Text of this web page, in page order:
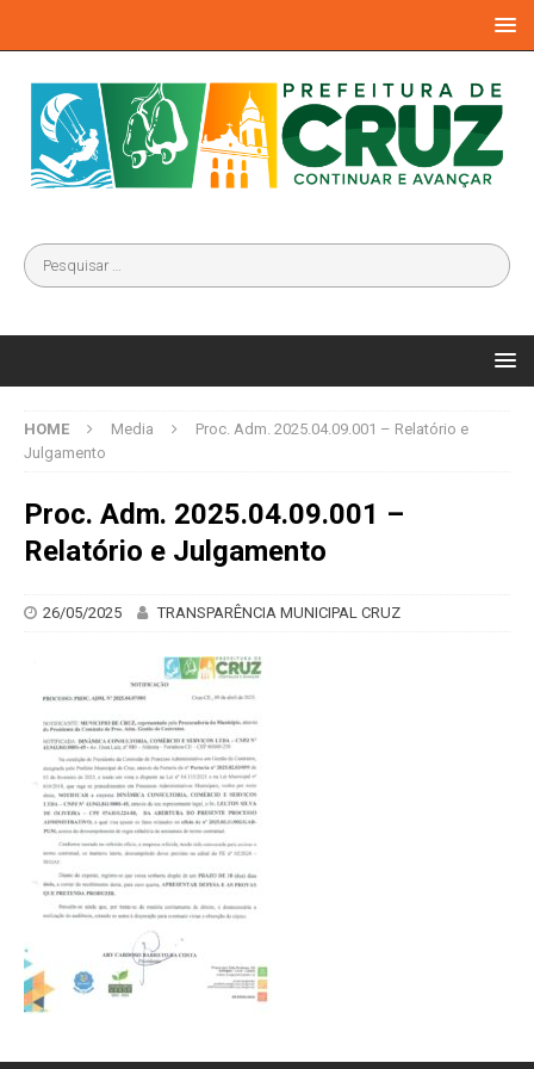
HOME Media
Proc. Adm. 2025.04.09.001 – Relatório e
Julgamento
Proc. Adm. 2025.04.09.001 –
Relatório e Julgamento
26/05/2025 TRANSPARÊNCIA MUNICIPAL CRUZ